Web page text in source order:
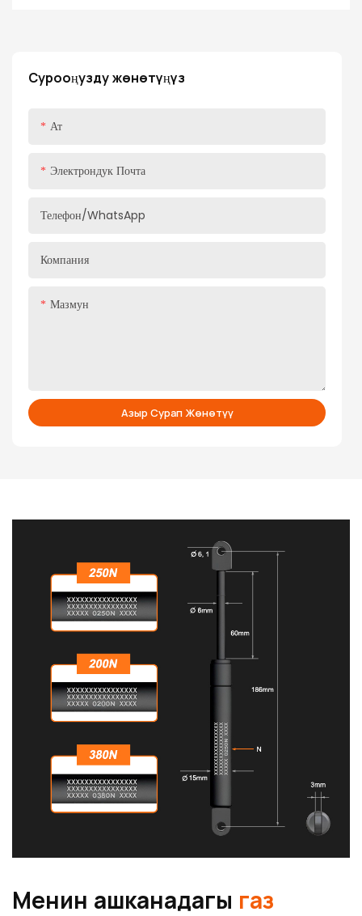
Сурооңузду жөнөтүңүз
Ат
Электрондук Почта
Телефон/whatsApp
Компания
Мазмун
Азыр Сурап Жөнөтүү
салмактагы алюминий каркас эшиктери үчүн ылайыктуу.
колдонуу менен, алюминий каркас эшик акырын басуу менен
үнөмдөйт. Бул газ пружинасы атайын иштелип чыккан калуу
эшикти каалаган бурчта токтотууга мүмкүндүк берет,
Менин ашканадагы газ